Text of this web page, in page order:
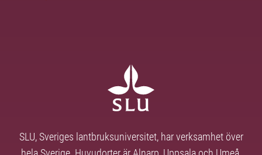
SLU, Sveriges lantbruksuniversitet, har verksamhet över